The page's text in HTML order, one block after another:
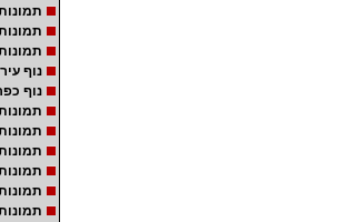
נוף
נוף